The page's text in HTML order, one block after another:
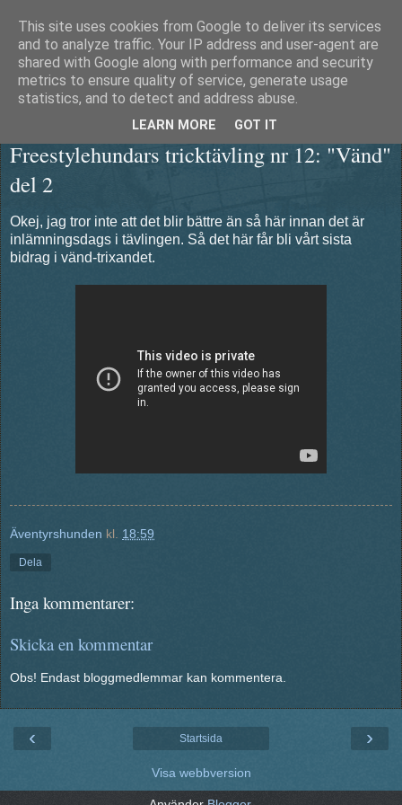
Äventyrshunden Diesel
Freestylehundars tricktävling nr 12: "Vänd"
del 2
Okej, jag tror inte att det blir bättre än så här innan det är
inlämningsdags i tävlingen. Så det här får bli vårt sista
bidrag i vänd-trixandet.
Äventyrshunden kl. 18:59
Dela
Inga kommentarer:
Skicka en kommentar
Obs! Endast bloggmedlemmar kan kommentera.
‹ ›
Startsida
Visa webbversion
This site uses cookies from Google to deliver its services
and to analyze traffic. Your IP address and user-agent are
shared with Google along with performance and security
metrics to ensure quality of service, generate usage
statistics, and to detect and address abuse.
LEARN MORE GOT IT